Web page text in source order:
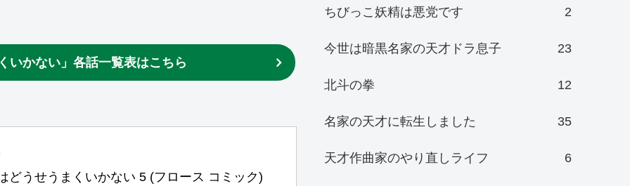
いかない」各話一覧表はこちら
どうせうまくいかない 5 (フロース コミック)
ちびっこ妖精は悪党です 2
今世は暗黒名家の天才ドラ息子 23
北斗の拳 12
名家の天才に転生しました 35
天才作曲家のやり直しライフ 6